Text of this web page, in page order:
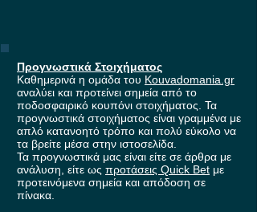
Προγνωστικά Στοιχήματος
Καθημερινά η ομάδα του Kouvadomania.gr
αναλύει και προτείνει σημεία από το
ποδοσφαιρικό κουπόνι στοιχήματος. Τα
προγνωστικά στοιχήματος είναι γραμμένα με
απλό κατανοητό τρόπο και πολύ εύκολο να
τα βρείτε μέσα στην ιστοσελίδα.
Τα προγνωστικά μας είναι είτε σε άρθρα με
ανάλυση, είτε ως προτάσεις Quick Bet με
προτεινόμενα σημεία και απόδοση σε
πίνακα.